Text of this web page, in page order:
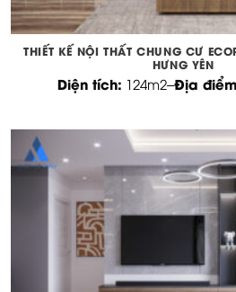
THIẾT KẾ NỘI THẤT CHUNG CƯ
HƯNG YÊN
Diện tích: 124m2–Địa